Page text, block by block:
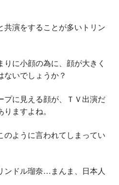
共演をすることが多いトリン
りに小顔の為に、顔が大きく
ないでしょうか？
プに見える顔が、ＴＶ出演だ
ますよね。
のように言われてしまってい
ンドル瑠奈…まんま、日本人